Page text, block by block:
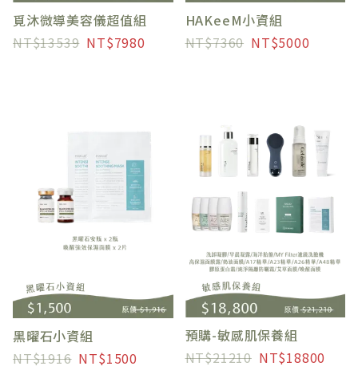
覓沐微導美容儀超值組
13539
7980
HAKeeM小資組
7360
5000
黑曜石小資組
1916
1500
預購-敏感肌保養組
21210
18800